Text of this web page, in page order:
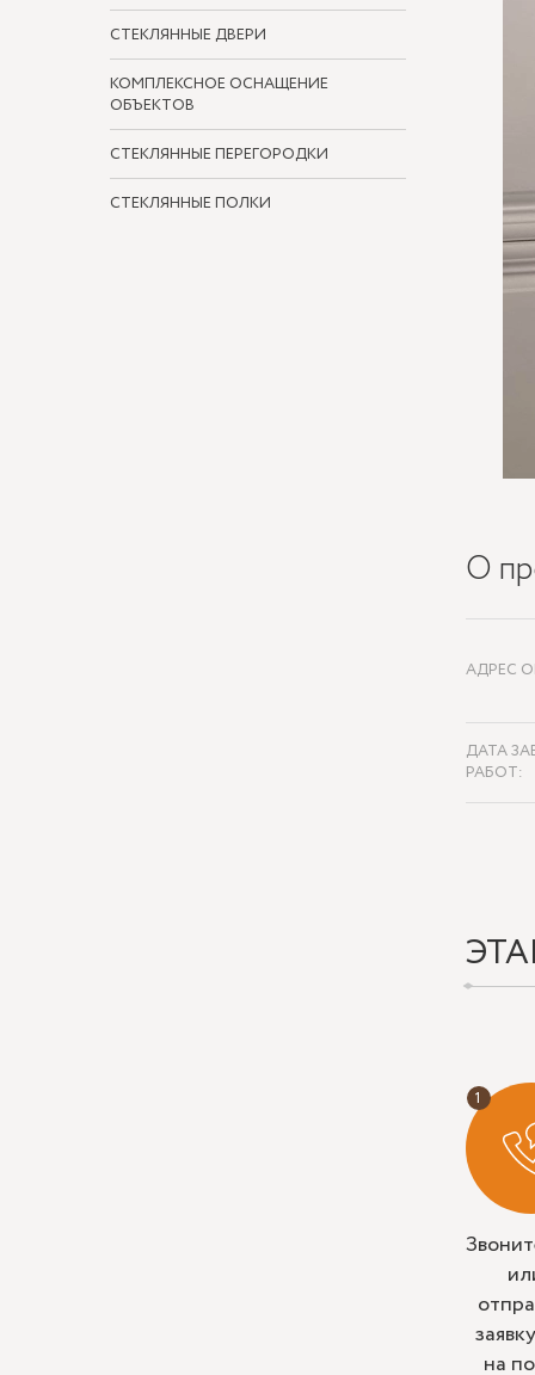
СТЕКЛЯННЫЕ ДВЕРИ
КОМПЛЕКСНОЕ ОСНАЩЕНИЕ
ОБЪЕКТОВ
СТЕКЛЯННЫЕ ПЕРЕГОРОДКИ
СТЕКЛЯННЫЕ ПОЛКИ
О
АДРЕС
ДАТА
РАБОТ:
на